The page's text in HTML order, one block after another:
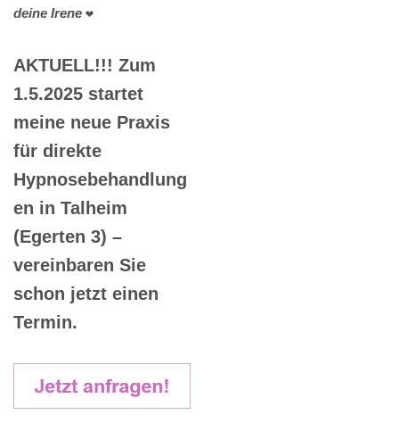
deine Irene ❤️
AKTUELL!!! Zum
1.5.2025 startet
meine neue Praxis
für direkte
Hypnosebehandlung
en in Talheim
(Egerten 3) –
vereinbaren Sie
schon jetzt einen
Termin.